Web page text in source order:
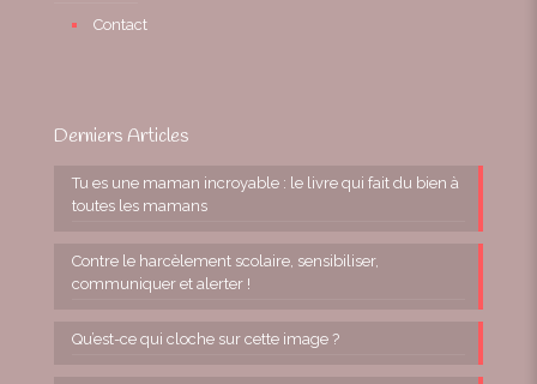
Contact
Derniers Articles
Tu es une maman incroyable : le livre qui fait du bien à
toutes les mamans
Contre le harcèlement scolaire, sensibiliser,
communiquer et alerter !
Qu’est-ce qui cloche sur cette image ?